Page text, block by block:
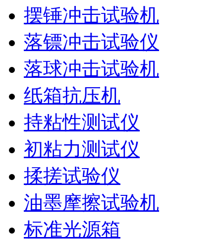
摆锤冲击试验机
落镖冲击试验仪
落球冲击试验机
纸箱抗压机
持粘性测试仪
初粘力测试仪
揉搓试验仪
油墨摩擦试验机
标准光源箱